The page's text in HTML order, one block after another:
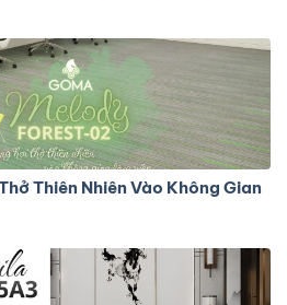
Thiên Nhiên Vào Không Gian